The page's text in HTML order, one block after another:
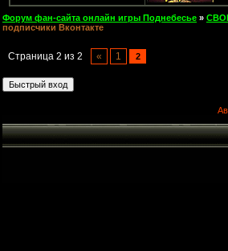
Форум фан-сайта онлайн игры Поднебесье »
подписчики Вконтакте
Страница 2 из 2 « 1 2